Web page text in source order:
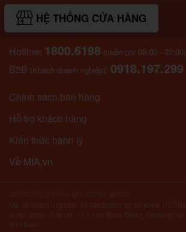
HỆ THỐNG CỬA HÀNG
Hotline: 1800.6198 (miễn phí 09:00 - 22:00)
B2B (Khách doanh nghiệp): 0918.197.299
Chính sách bán hàng
Hỗ trợ khách hàng
Kiến thức hành lý
Về MIA.vn